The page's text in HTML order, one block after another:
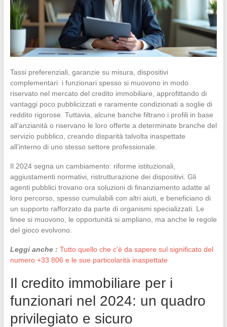
Tassi preferenziali, garanzie su misura, dispositivi
complementari: i funzionari spesso si muovono in modo
riservato nel mercato del credito immobiliare, approfittando di
vantaggi poco pubblicizzati e raramente condizionati a soglie di
reddito rigorose. Tuttavia, alcune banche filtrano i profili in base
all’anzianità o riservano le loro offerte a determinate branche del
servizio pubblico, creando disparità talvolta inaspettate
all’interno di uno stesso settore professionale.
Il 2024 segna un cambiamento: riforme istituzionali,
aggiustamenti normativi, ristrutturazione dei dispositivi. Gli
agenti pubblici trovano ora soluzioni di finanziamento adatte al
loro percorso, spesso cumulabili con altri aiuti, e beneficiano di
un supporto rafforzato da parte di organismi specializzati. Le
linee si muovono, le opportunità si ampliano, ma anche le regole
del gioco evolvono.
Leggi anche : Tutto quello che c'è da sapere sul significato del
numero +33 806 e le sue particolarità inaspettate
Il credito immobiliare per i
funzionari nel 2024: un quadro
privilegiato e sicuro